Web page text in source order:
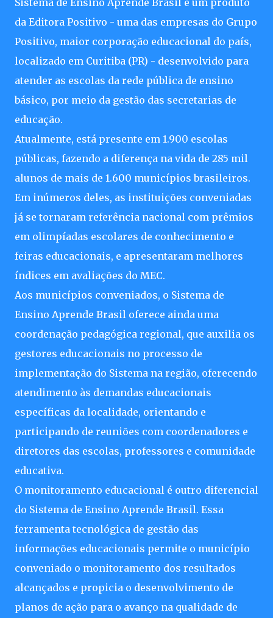
Sistema de Ensino Aprende Brasil é um produto
da Editora Positivo - uma das empresas do Grupo
Positivo, maior corporação educacional do país,
localizado em Curitiba (PR) - desenvolvido para
atender as escolas da rede pública de ensino
básico, por meio da gestão das secretarias de
educação.
Atualmente, está presente em 1.900 escolas
públicas, fazendo a diferença na vida de 285 mil
alunos de mais de 1.600 municípios brasileiros.
Em inúmeros deles, as instituições conveniadas
já se tornaram referência nacional com prêmios
em olimpíadas escolares de conhecimento e
feiras educacionais, e apresentaram melhores
índices em avaliações do MEC.
Aos municípios conveniados, o Sistema de
Ensino Aprende Brasil oferece ainda uma
coordenação pedagógica regional, que auxilia os
gestores educacionais no processo de
implementação do Sistema na região, oferecendo
atendimento às demandas educacionais
específicas da localidade, orientando e
participando de reuniões com coordenadores e
diretores das escolas, professores e comunidade
educativa.
O monitoramento educacional é outro diferencial
do Sistema de Ensino Aprende Brasil. Essa
ferramenta tecnológica de gestão das
informações educacionais permite o município
conveniado o monitoramento dos resultados
alcançados e propicia o desenvolvimento de
planos de ação para o avanço na qualidade de